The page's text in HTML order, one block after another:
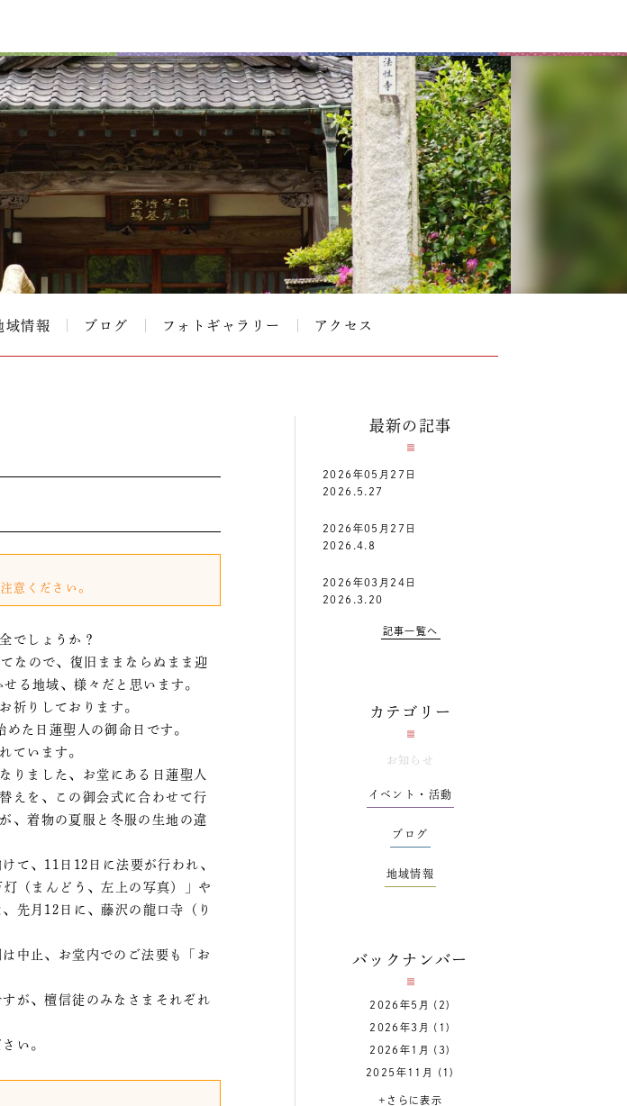
域情報 ブログ フォトギャラリー アクセス
意ください。
でしょうか？
なので、復旧ままならぬまま迎
る地域、様々だと思います。
祈りしております。
た日蓮聖人の御命日です。
ています。
りました、お堂にある日蓮聖人
えを、この御会式に合わせて行
、着物の夏服と冬服の生地の違
て、11日12日に法要が行われ、
（まんどう、左上の写真）」や
先月12日に、藤沢の龍口寺（り
中止、お堂内でのご法要も「お
が、檀信徒のみなさまそれぞれ
い。
最新の記事
2026年05月27日
2026.5.27
2026年05月27日
2026.4.8
2026年03月24日
2026.3.20
記事一覧へ
カテゴリー
お知らせ
イベント・活動
ブログ
地域情報
バックナンバー
2026年5月 (2)
2026年3月 (1)
2026年1月 (3)
2025年11月 (1)
+さらに表示